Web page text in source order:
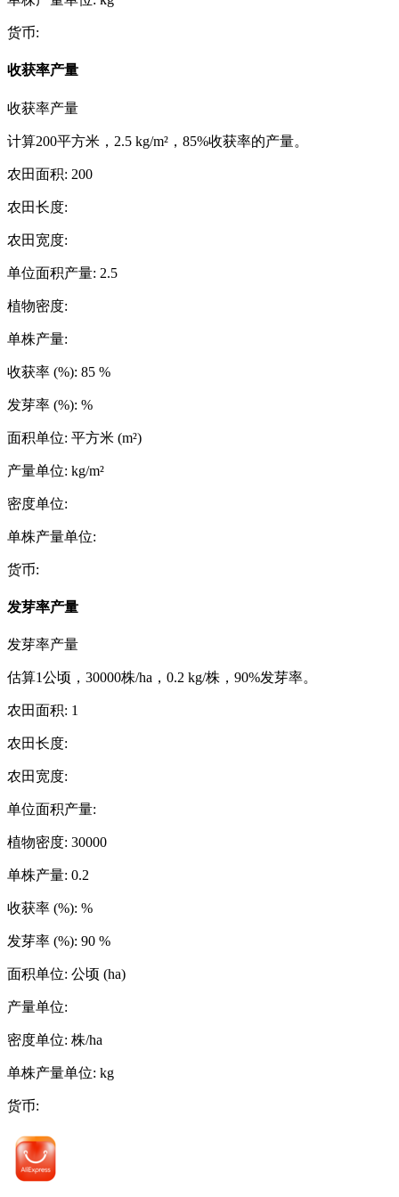
货币:
收获率产量
收获率产量
计算200平方米，2.5 kg/m²，85%收获率的产量。
农田面积: 200
农田长度:
农田宽度:
单位面积产量: 2.5
植物密度:
单株产量:
收获率 (%): 85 %
发芽率 (%): %
面积单位: 平方米 (m²)
产量单位: kg/m²
密度单位:
单株产量单位:
货币:
发芽率产量
发芽率产量
估算1公顷，30000株/ha，0.2 kg/株，90%发芽率。
农田面积: 1
农田长度:
农田宽度:
单位面积产量:
植物密度: 30000
单株产量: 0.2
收获率 (%): %
发芽率 (%): 90 %
面积单位: 公顷 (ha)
产量单位:
密度单位: 株/ha
单株产量单位: kg
货币: